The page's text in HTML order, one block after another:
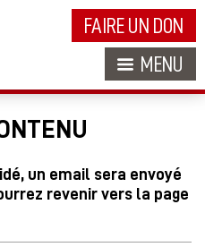
FAIRE UN DON
MENU
un email sera envoyé
revenir vers la page